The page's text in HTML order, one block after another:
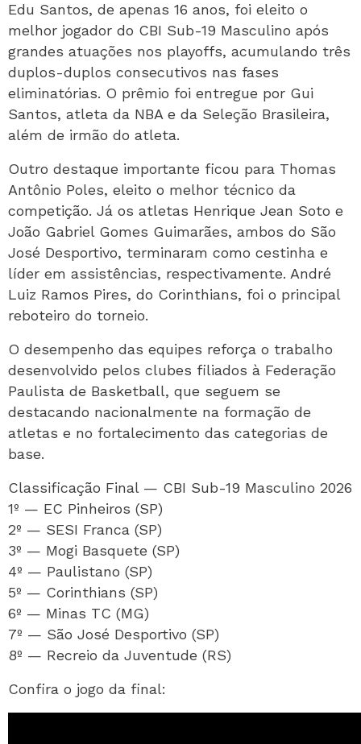
Edu Santos, de apenas 16 anos, foi eleito o
melhor jogador do CBI Sub-19 Masculino após
grandes atuações nos playoffs, acumulando três
duplos-duplos consecutivos nas fases
eliminatórias. O prêmio foi entregue por Gui
Santos, atleta da NBA e da Seleção Brasileira,
além de irmão do atleta.
Outro destaque importante ficou para Thomas
Antônio Poles, eleito o melhor técnico da
competição. Já os atletas Henrique Jean Soto e
João Gabriel Gomes Guimarães, ambos do São
José Desportivo, terminaram como cestinha e
líder em assistências, respectivamente. André
Luiz Ramos Pires, do Corinthians, foi o principal
reboteiro do torneio.
O desempenho das equipes reforça o trabalho
desenvolvido pelos clubes filiados à Federação
Paulista de Basketball, que seguem se
destacando nacionalmente na formação de
atletas e no fortalecimento das categorias de
base.
Classificação Final — CBI Sub-19 Masculino 2026
1º — EC Pinheiros (SP)
2º — SESI Franca (SP)
3º — Mogi Basquete (SP)
4º — Paulistano (SP)
5º — Corinthians (SP)
6º — Minas TC (MG)
7º — São José Desportivo (SP)
8º — Recreio da Juventude (RS)
Confira o jogo da final: